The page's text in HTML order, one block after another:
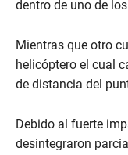
dentro de uno de
Mientras que otro
helicóptero el cual
de distancia del
Debido al fuerte
desintegraron